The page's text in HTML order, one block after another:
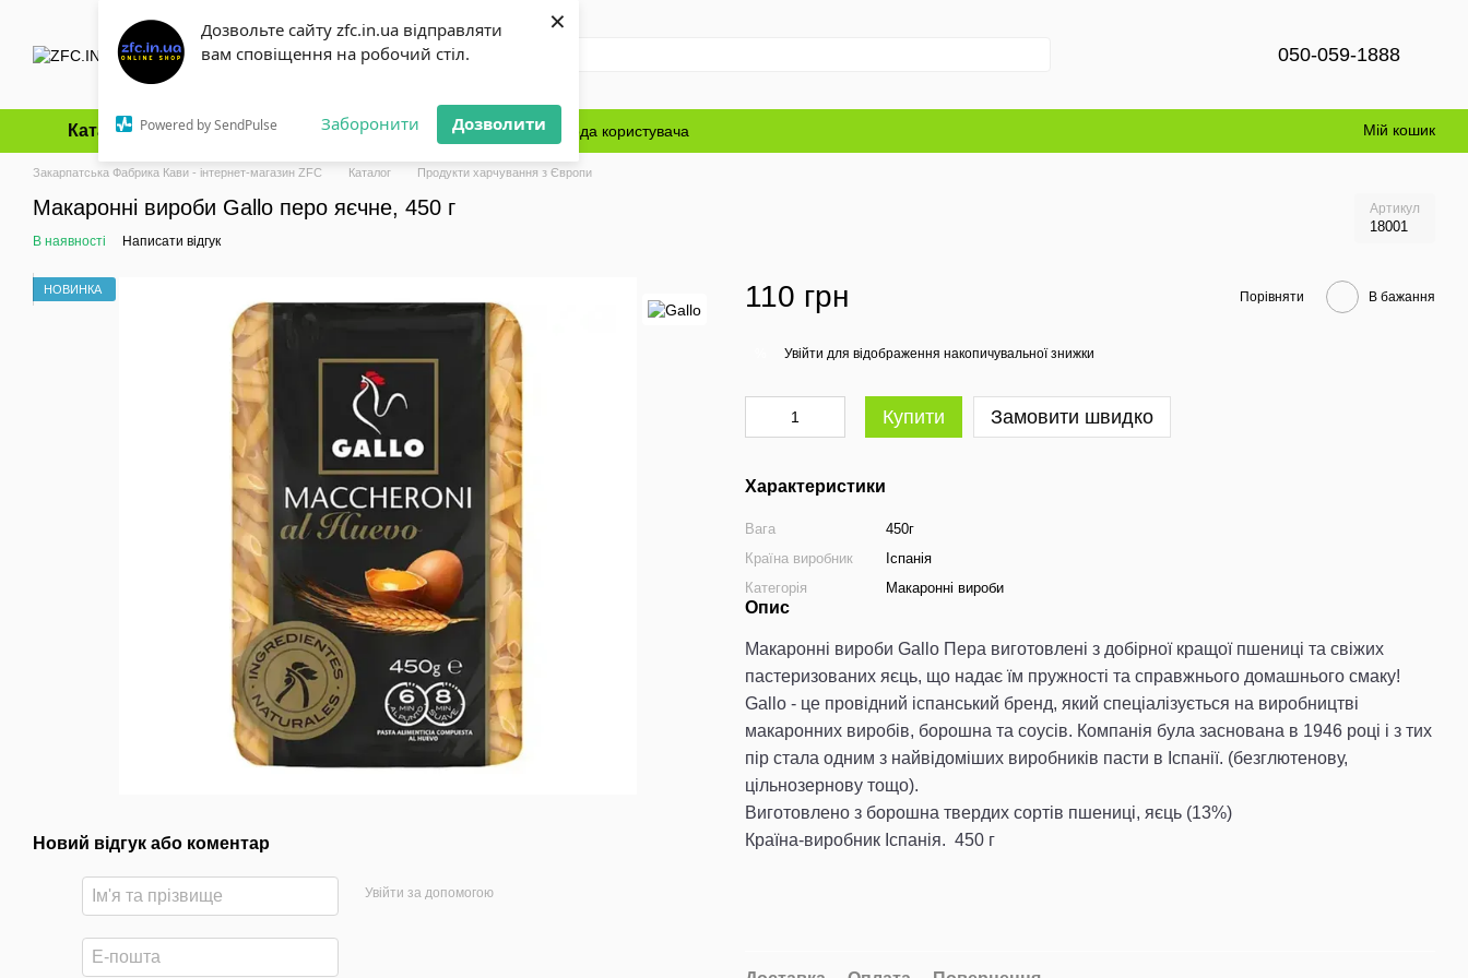
Дозвольте сайту zfc.in.ua відправляти
вам сповіщення на робочий стіл.
Powered by SendPulse Заборонити Дозволити
×
Перейти до основного контенту
050-059-1888
Каталог Оплата і доставка Обмін та повернення Блог Угода користувача Мій кошик
Закарпатська Фабрика Кави - інтернет-магазин ZFC Каталог Продукти харчування з Європи
Макаронні вироби Gallo перо яєчне, 450 г Артикул
18001
В наявності Написати відгук
НОВИНКА
Новий відгук або коментар
Увійти за допомогою
110 грн Порівняти В бажання
Увійти для відображення накопичувальної знижки
Купити Замовити швидко
Характеристики
Вага
450г
Країна виробник
Іспанія
Категорія
Макаронні вироби
Опис
Макаронні вироби Gallo Пера виготовлені з добірної кращої пшениці та свіжих
пастеризованих яєць, що надає їм пружності та справжнього домашнього смаку!
Gallo - це провідний іспанський бренд, який спеціалізується на виробництві
макаронних виробів, борошна та соусів. Компанія була заснована в 1946 році і з тих
пір стала одним з найвідоміших виробників пасти в Іспанії. (безглютенову,
цільнозернову тощо).
Виготовлено з борошна твердих сортів пшениці, яєць (13%)
Країна-виробник Іспанія. 450 г